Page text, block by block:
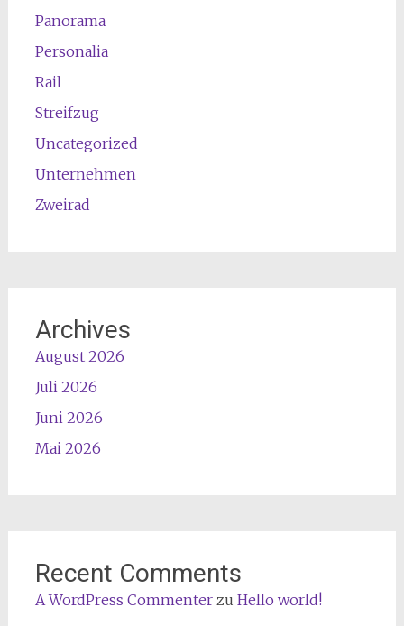
Panorama
Personalia
Rail
Streifzug
Uncategorized
Unternehmen
Zweirad
Archives
August 2026
Juli 2026
Juni 2026
Mai 2026
Recent Comments
A WordPress Commenterzu Hello world!